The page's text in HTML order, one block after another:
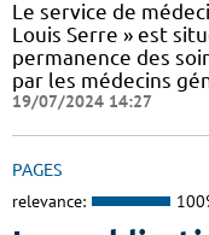
Le service de
Louis Serre » est
permanence des
par les médecins
19/07/2024 14:27
PAGES
relevance: